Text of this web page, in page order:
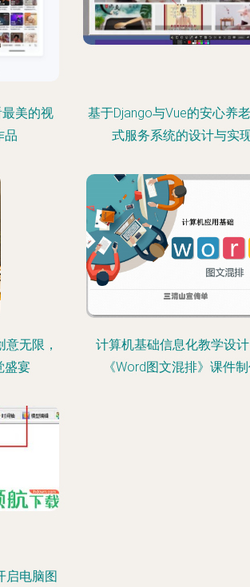
美的视
品
基于Django与Vue的安心养
式服务系统的设计与实
无限，
盛宴
计算机基础信息化教学设
《Word图文混排》课件
启电脑图